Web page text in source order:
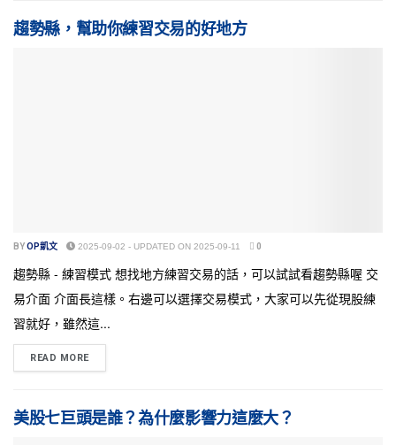
趨勢縣，幫助你練習交易的好地方
BYOP凱文 2025-09-02 - UPDATED ON 2025-09-11 0
趨勢縣 - 練習模式 想找地方練習交易的話，可以試試看趨勢縣喔 交
易介面 介面長這樣。右邊可以選擇交易模式，大家可以先從現股練
習就好，雖然這...
READ MORE
美股七巨頭是誰？為什麼影響力這麼大？